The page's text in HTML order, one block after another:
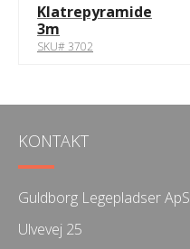
Klatrepyramide
3m
SKU# 3702
KONTAKT
Guldborg Legepladser ApS
Ulvevej 25